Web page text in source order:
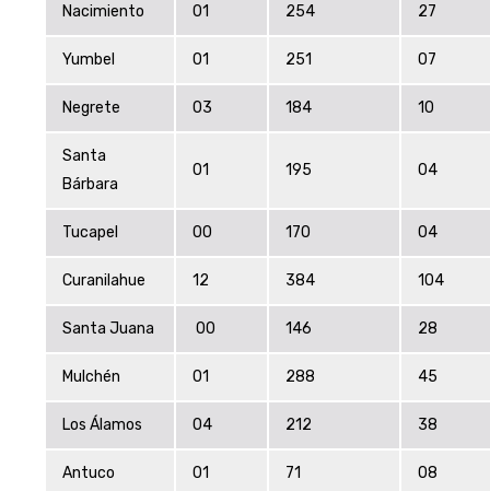
Nacimiento 01 254 27
Yumbel 01 251 07
Negrete 03 184 10
Santa
Bárbara
01 195 04
Tucapel 00 170 04
Curanilahue 12 384 104
Santa Juana 00 146 28
Mulchén 01 288 45
Los Álamos 04 212 38
Antuco 01 71 08